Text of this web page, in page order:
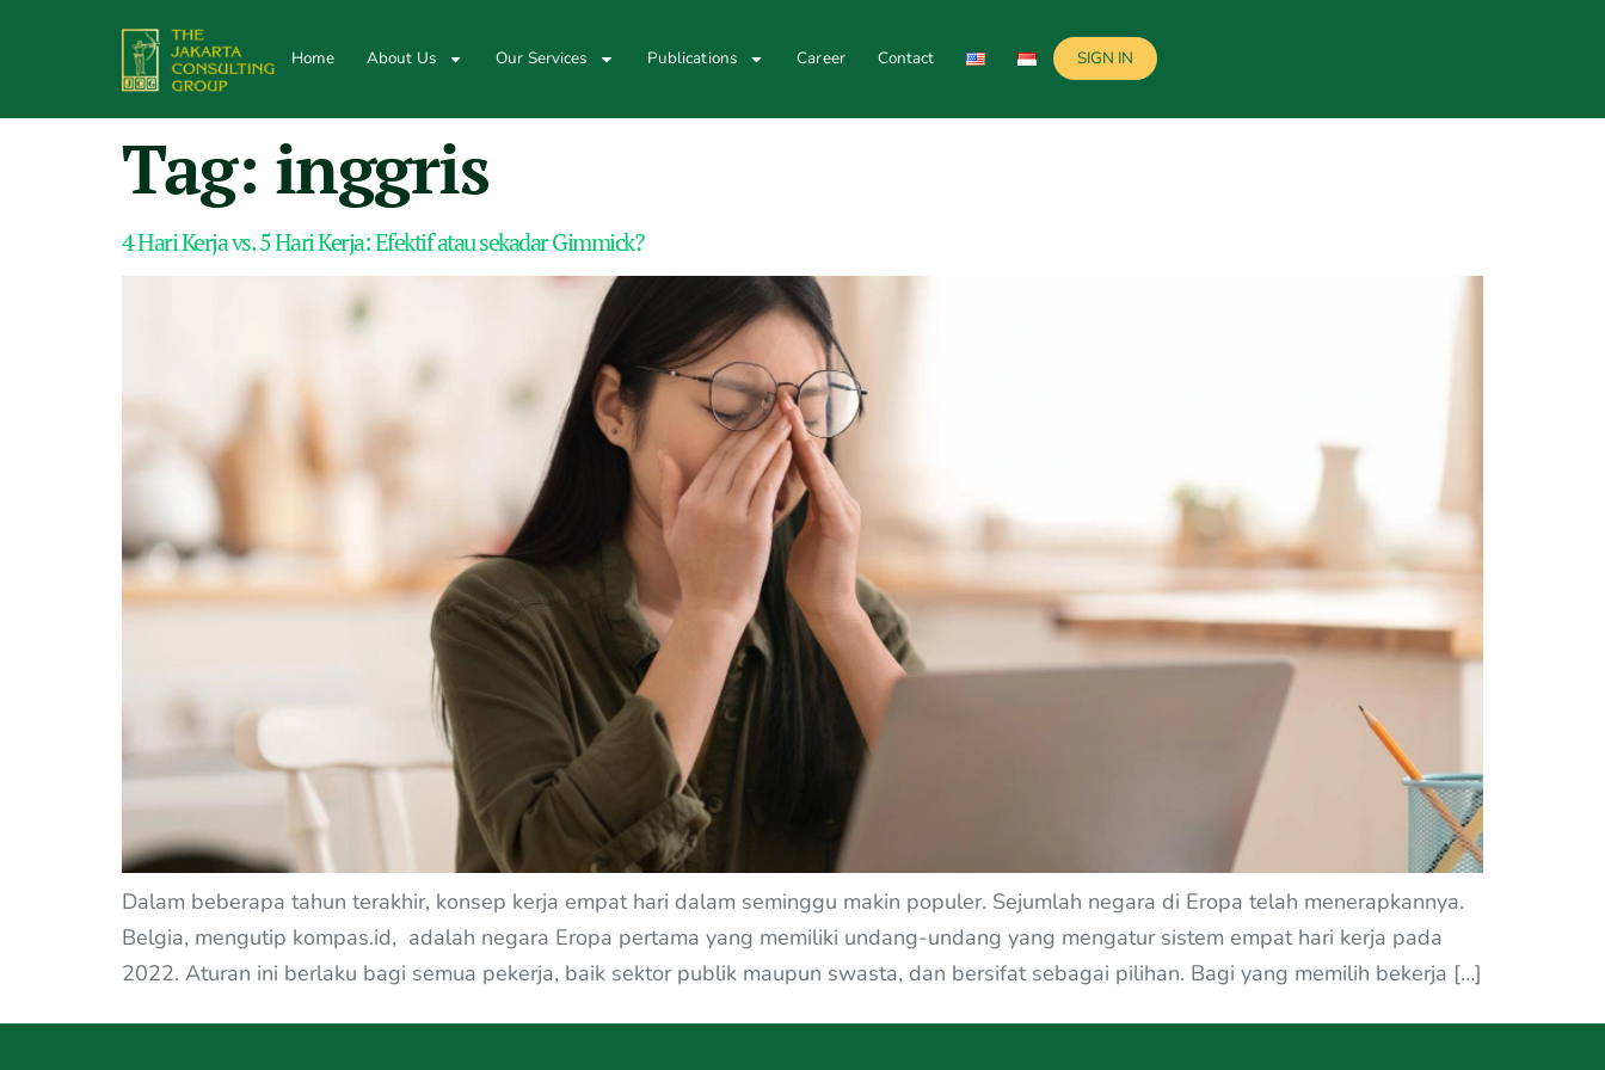
Home About Us Our Services Publications Career Contact SIGN IN
Tag: inggris
4 Hari Kerja vs. 5 Hari Kerja: Efektif atau sekadar Gimmick?
Dalam beberapa tahun terakhir, konsep kerja empat hari dalam seminggu makin populer. Sejumlah negara di Eropa telah menerapkannya.
Belgia, mengutip kompas.id, adalah negara Eropa pertama yang memiliki undang-undang yang mengatur sistem empat hari kerja pada
2022. Aturan ini berlaku bagi semua pekerja, baik sektor publik maupun swasta, dan bersifat sebagai pilihan. Bagi yang memilih bekerja […]